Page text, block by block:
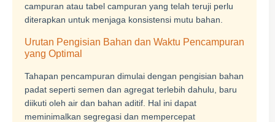
campuran atau tabel campuran yang telah teruji perlu
diterapkan untuk menjaga konsistensi mutu bahan.
Urutan Pengisian Bahan dan Waktu Pencampuran
yang Optimal
Tahapan pencampuran dimulai dengan pengisian bahan
padat seperti semen dan agregat terlebih dahulu, baru
diikuti oleh air dan bahan aditif. Hal ini dapat
meminimalkan segregasi dan mempercepat